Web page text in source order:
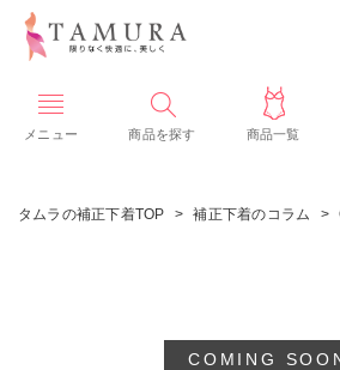
メニュー 商品を探す 商品一覧
タムラの補正下着TOP 補正下着のコラム
COMING